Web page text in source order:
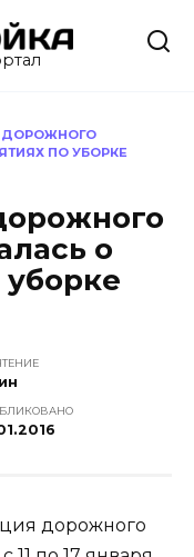
ДОРОЖНОГО
ПО УБОРКЕ
о
дорожного